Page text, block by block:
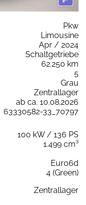
Pkw
Limousine
Apr / 2024
Schaltgetriebe
62.250 km
5
Grau
Zentrallager
ab ca. 10.08.2026
63330582-33_70797
100 kW / 136 PS
1.499 cm³
Euro6d
4 (Green)
Zentrallager